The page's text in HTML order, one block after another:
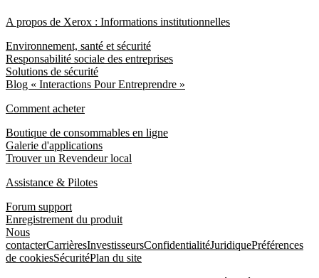
A propos de Xerox : Informations institutionnelles
Environnement, santé et sécurité
Responsabilité sociale des entreprises
Solutions de sécurité
Blog « Interactions Pour Entreprendre »
Comment acheter
Boutique de consommables en ligne
Galerie d'applications
Trouver un Revendeur local
Assistance & Pilotes
Forum support
Enregistrement du produit
Nous
contacterCarrièresInvestisseursConfidentialitéJuridiquePréférences
de cookiesSécuritéPlan du site